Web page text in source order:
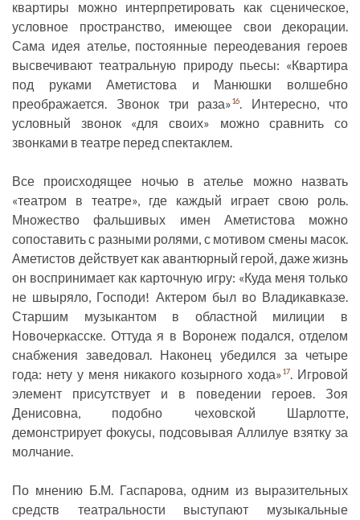
квартиры можно интерпретировать как сценическое,
условное пространство, имеющее свои декорации.
Сама идея ателье, постоянные переодевания героев
высвечивают театральную природу пьесы: «Квартира
под руками Аметистова и Манюшки волшебно
преображается. Звонок три раза»16. Интересно, что
условный звонок «для своих» можно сравнить со
звонками в театре перед спектаклем.
Все происходящее ночью в ателье можно назвать
«театром в театре», где каждый играет свою роль.
Множество фальшивых имен Аметистова можно
сопоставить с разными ролями, с мотивом смены масок.
Аметистов действует как авантюрный герой, даже жизнь
он воспринимает как карточную игру: «Куда меня только
не швыряло, Господи! Актером был во Владикавказе.
Старшим музыкантом в областной милиции в
Новочеркасске. Оттуда я в Воронеж подался, отделом
снабжения заведовал. Наконец убедился за четыре
года: нету у меня никакого козырного хода»17. Игровой
элемент присутствует и в поведении героев. Зоя
Денисовна, подобно чеховской Шарлотте,
демонстрирует фокусы, подсовывая Аллилуе взятку за
молчание.
По мнению Б.М. Гаспарова, одним из выразительных
средств театральности выступают музыкальные